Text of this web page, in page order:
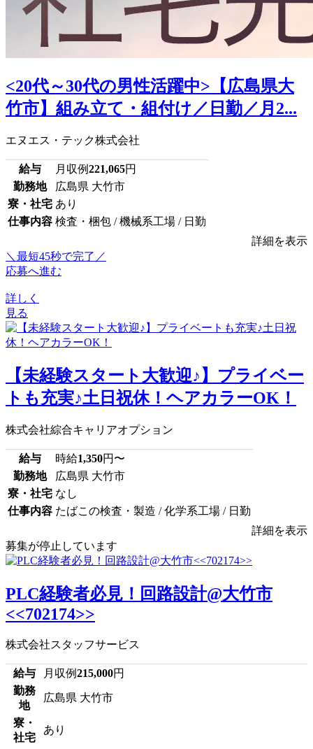
<20代～30代の男性活躍中>【広島県大
竹市】組み立て・組付け／日勤／月2...
エヌエス・テック株式会社
給与 月収例221,065円
勤務地
広島県 大竹市
寮・社宅 あり
仕事内容 検査・梱包 / 機械系工場 / 日勤
詳細を表示
＼最短45秒で完了／
応募へ進む
詳しく
見る
【未経験スタート大歓迎♪】プライベー
トも充実♪土日祝休！ヘアカラーOK！
株式会社綜合キャリアオプション
給与 時給1,350円〜
勤務地
広島県 大竹市
寮・社宅 なし
仕事内容 たばこの検査・製造 / 化学系工場 / 日勤
詳細を表示
募集が停止しています
PLC経験者必見！回路設計@大竹市
<<702174>>
株式会社スタッフサービス
給与 月収例215,000円
勤務
地
広島県 大竹市
寮・
社宅
あり